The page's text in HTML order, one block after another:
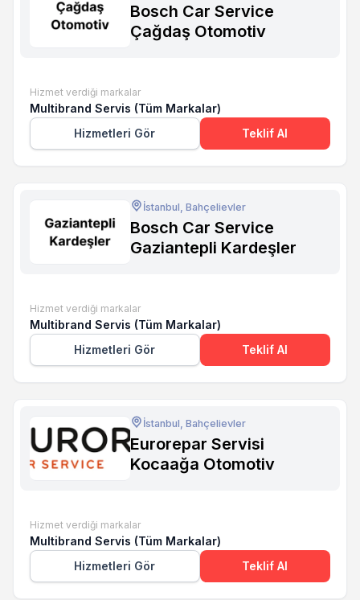
Bosch Car Service
Çağdaş Otomotiv
Hizmet verdiği markalar
Multibrand Servis (Tüm Markalar)
Hizmetleri Gör
Teklif Al
İstanbul, Bahçelievler
Bosch Car Service
Gaziantepli Kardeşler
Hizmet verdiği markalar
Multibrand Servis (Tüm Markalar)
Hizmetleri Gör
Teklif Al
İstanbul, Bahçelievler
Eurorepar Servisi
Kocaağa Otomotiv
Hizmet verdiği markalar
Multibrand Servis (Tüm Markalar)
Hizmetleri Gör
Teklif Al